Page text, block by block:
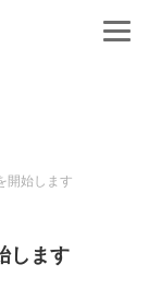
開始します
します